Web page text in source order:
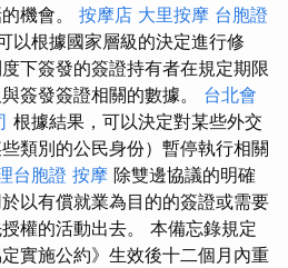
機會。 按摩店 大里按摩 台胞證
以根據國家層級的決定進行修
下簽發的簽證持有者在規定期限
簽發簽證相關的數據。 台北會
根據結果，可以決定對某些外交
類別的公民身份）暫停執行相關
台胞證 按摩 除雙邊協議的明確
以有償就業為目的的簽證或需要
權的活動出去。 本備忘錄規定
實施公約》生效後十二個月內重